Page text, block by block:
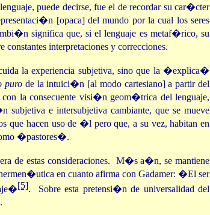
puede decirse, fue el de recordar su car�cter
[opaca] del mundo por la cual los seres
significa que, si el lenguaje es metaf�rico, su
interpretaciones y correcciones.
la experiencia subjetiva, sino que la �explica�
puro de la intuici�n [al modo cartesiano] a partir del
con la consecuente visi�n geom�trica del lenguaje,
e intersubjetiva cambiante, que se mueve
que hacen uso de �l pero que, a su vez, habitan en
�pastores�.
de estas consideraciones. M�s a�n, se mantiene
en cuanto afirma con Gadamer: �El ser
[5]. Sobre esta pretensi�n de universalidad del